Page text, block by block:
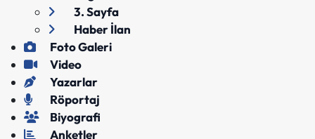
3. Sayfa
Haber İlan
Foto Galeri
Video
Yazarlar
Röportaj
Biyografi
Anketler